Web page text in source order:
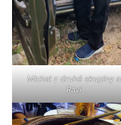
Michal z druhé skupiny a
Ravi